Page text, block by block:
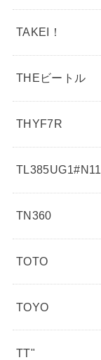
TAKEI！
THEビートル
THYF7R
TL385UG1#N11
TN360
TOTO
TOYO
TT"